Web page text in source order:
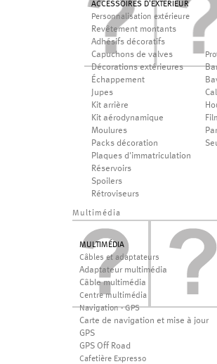
ACCESSOIRES D'EXTÉRIEUR
Personnalisation extérieure
Revêtement montants
Adhésifs décoratifs
Capuchons de valves
Décorations extérieures
Échappement
Jupes
Kit arrière
Kit aérodynamique
Moulures
Packs décoration
Plaques d'immatriculation
Réservoirs
Spoilers
Rétroviseurs
Multimédia
MULTIMÉDIA
Câbles et adaptateurs
Adaptateur multimédia
Câble multimédia
Centre multimédia
Navigation - GPS
Carte de navigation et mise à jour
GPS
GPS Off Road
Cafetière Expresso